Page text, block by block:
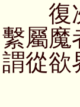
復次
繫屬魔
謂從欲